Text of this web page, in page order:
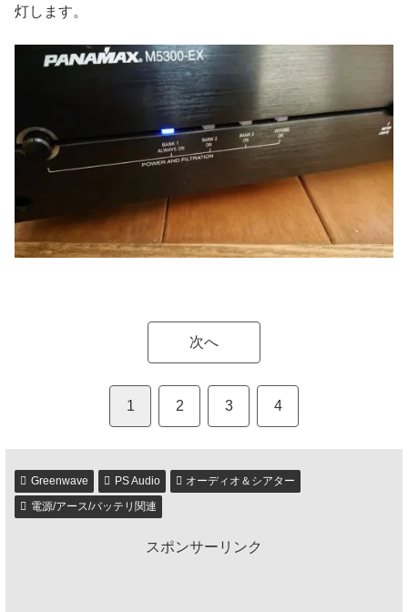
灯します。
次へ
1 2 3 4
Greenwave PS Audio
オーディオ＆シアター
電源/アース/バッテリ関連
スポンサーリンク